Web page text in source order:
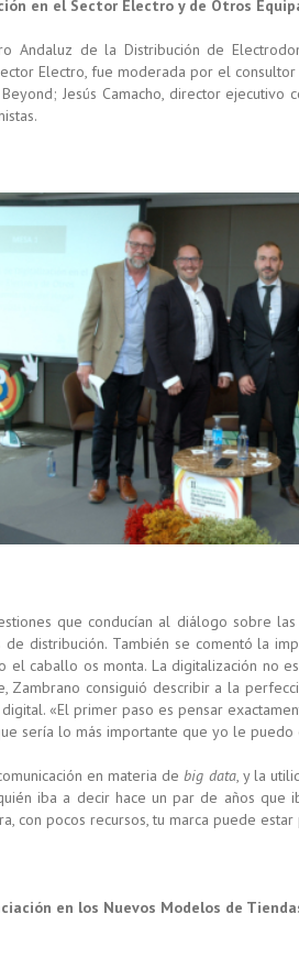
en el Sector Electro y de Otros
Andaluz de la Distribución de
Electro, fue moderada por el
Jesús Camacho, director
que conducían al diálogo sobre
distribución. También se comentó la
el caballo os monta. La digitalización no
Zambrano consiguió describir a la
«El primer paso es pensar
sería lo más importante que yo le puedo
en materia debig data, y la
iba a decir hace un par de años que
con pocos recursos, tu marca puede
en los Nuevos Modelos de